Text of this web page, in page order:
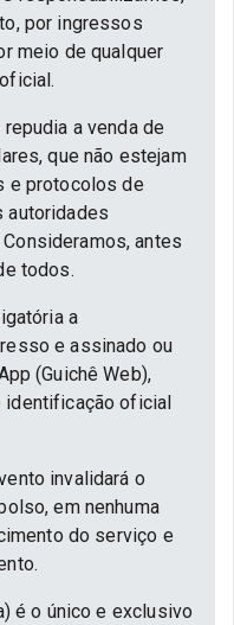
por ingressos
meio de qualquer
a venda de
que não estejam
e protocolos de
autoridades
antes
todos.
a
e assinado ou
(Guichê Web),
identificação oficial
invalidará o
em nenhuma
do serviço e
é o único e exclusivo